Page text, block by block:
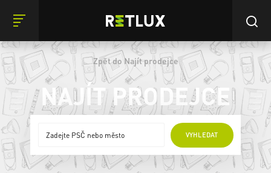
Zpět do Najít prodejce
NAJÍT PRODEJCE
VYHLEDAT
ONLINE PRODEJCI